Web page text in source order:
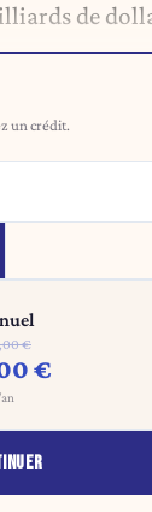
de
un crédit.
€
€